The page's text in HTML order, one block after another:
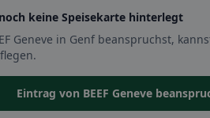
keine Speisekarte hinterlegt
Geneve in Genf beanspruchst,
Eintrag von BEEF Geneve